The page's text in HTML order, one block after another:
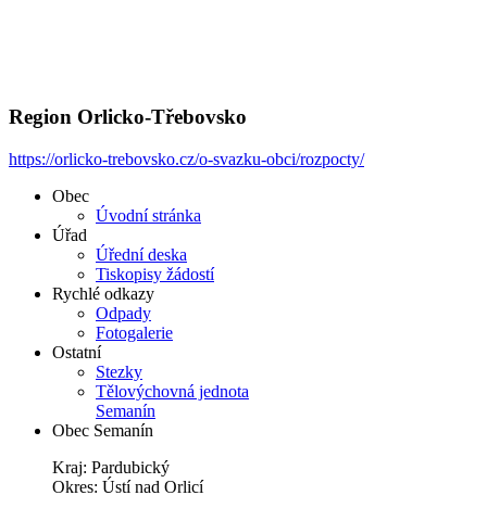
Region Orlicko-Třebovsko
https://orlicko-trebovsko.cz/o-svazku-obci/rozpocty/
Obec
Úvodní stránka
Úřad
Úřední deska
Tiskopisy žádostí
Rychlé odkazy
Odpady
Fotogalerie
Ostatní
Stezky
Tělovýchovná jednota
Semanín
Obec Semanín
Kraj: Pardubický
Okres: Ústí nad Orlicí